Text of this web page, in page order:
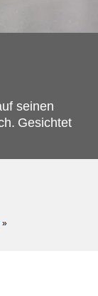
seinen
Gesichtet
»